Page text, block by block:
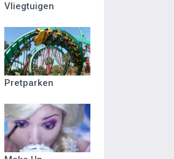
Vliegtuigen
Pretparken